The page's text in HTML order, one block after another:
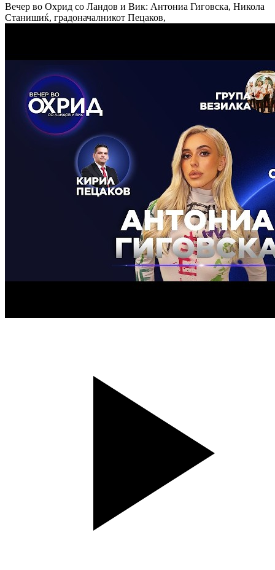
Вечер во Охрид со Ландов и Вик: Антониа Гиговска, Никола
Станишиќ, градоначалникот Пецаков,